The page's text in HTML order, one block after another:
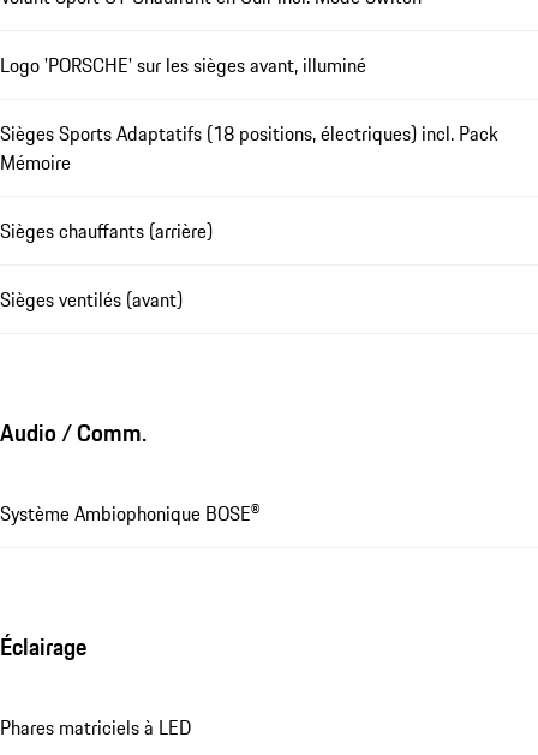
Logo 'PORSCHE' sur les sièges avant, illuminé
Sièges Sports Adaptatifs (18 positions, électriques) incl. Pack
Mémoire
Sièges chauffants (arrière)
Sièges ventilés (avant)
Audio / Comm.
Système Ambiophonique BOSE®
Éclairage
Phares matriciels à LED